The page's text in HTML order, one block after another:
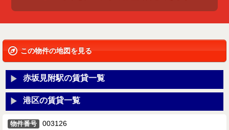
この物件の地図を見る
赤坂見附駅の賃貸一覧
港区の賃貸一覧
物件番号
003126